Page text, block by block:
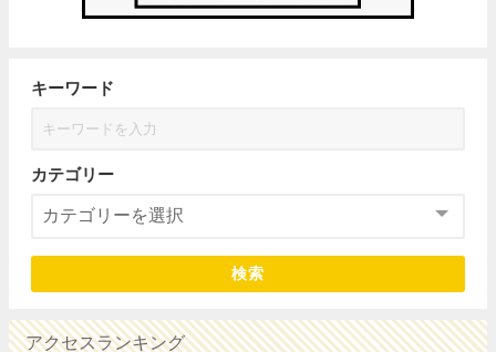
キーワード
カテゴリー
検索
アクセスランキング